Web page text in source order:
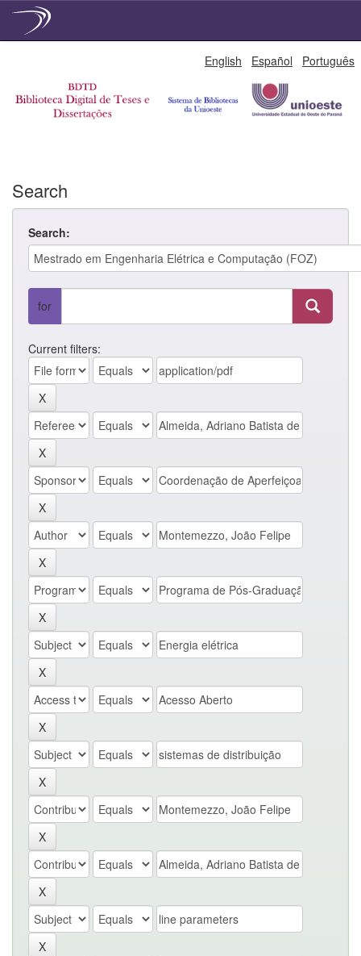
English Español Português
Search
Search:
for
Current filters: